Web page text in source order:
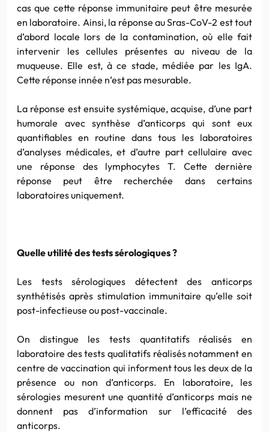
cas que cette réponse immunitaire peut être mesurée
en laboratoire. Ainsi, la réponse au Sras-CoV-2 est tout
d’abord locale lors de la contamination, où elle fait
intervenir les cellules présentes au niveau de la
muqueuse. Elle est, à ce stade, médiée par les IgA.
Cette réponse innée n’est pas mesurable.
La réponse est ensuite systémique, acquise, d’une part
humorale avec synthèse d’anticorps qui sont eux
quantifiables en routine dans tous les laboratoires
d’analyses médicales, et d’autre part cellulaire avec
une réponse des lymphocytes T. Cette dernière
réponse peut être recherchée dans certains
laboratoires uniquement.
Quelle utilité des tests sérologiques ?
Les tests sérologiques détectent des anticorps
synthétisés après stimulation immunitaire qu’elle soit
post-infectieuse ou post-vaccinale.
On distingue les tests quantitatifs réalisés en
laboratoire des tests qualitatifs réalisés notamment en
centre de vaccination qui informent tous les deux de la
présence ou non d’anticorps. En laboratoire, les
sérologies mesurent une quantité d’anticorps mais ne
donnent pas d’information sur l’efficacité des
anticorps.